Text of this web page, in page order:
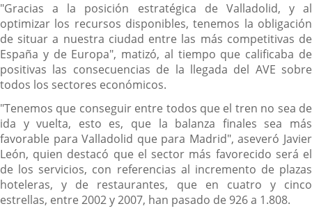
"Gracias a la posición estratégica de Valladolid, y al
optimizar los recursos disponibles, tenemos la obligación
de situar a nuestra ciudad entre las más competitivas de
España y de Europa", matizó, al tiempo que calificaba de
positivas las consecuencias de la llegada del AVE sobre
todos los sectores económicos.
"Tenemos que conseguir entre todos que el tren no sea de
ida y vuelta, esto es, que la balanza finales sea más
favorable para Valladolid que para Madrid", aseveró Javier
León, quien destacó que el sector más favorecido será el
de los servicios, con referencias al incremento de plazas
hoteleras, y de restaurantes, que en cuatro y cinco
estrellas, entre 2002 y 2007, han pasado de 926 a 1.808.